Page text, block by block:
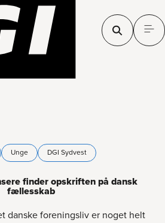
Unge DGI Sydvest
finder opskriften på dansk
fællesskab
danske foreningsliv er noget helt